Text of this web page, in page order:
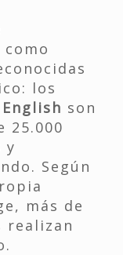
los
son
25.000
y
Según
más de
realizan